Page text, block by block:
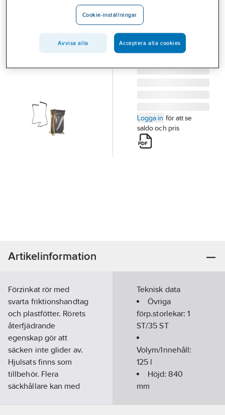
golvmodell
SÄCKHÅLLARE Z
GALVAD 125L
Artikelnummer:
1012065
Logga in för att se
saldo och pris
Artikelinformation
Förzinkat rör med
svarta friktionshandtag
och plastfötter. Rörets
återfjädrande
egenskap gör att
säcken inte glider av.
Hjulsats finns som
tillbehör. Flera
säckhållare kan med
Teknisk data
Övriga
förp.storlekar:1
ST/35 ST
Volym/Innehåll:
125 l
Höjd:840
mm
Cookie-inställningar
Avvisa alla Acceptera alla cookies